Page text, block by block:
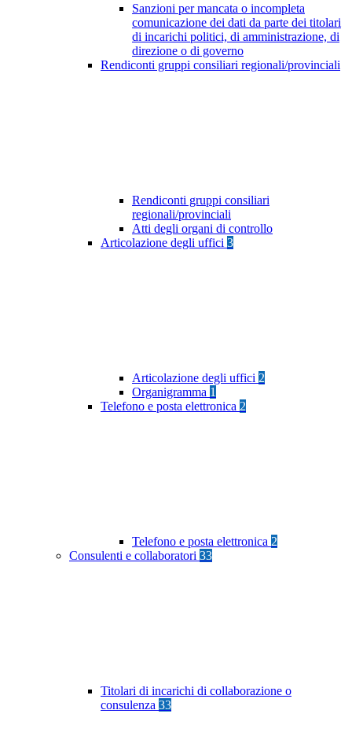
Sanzioni per mancata o incompleta
comunicazione dei dati da parte dei titolari
di incarichi politici, di amministrazione, di
direzione o di governo
Rendiconti gruppi consiliari regionali/provinciali
Rendiconti gruppi consiliari
regionali/provinciali
Atti degli organi di controllo
Articolazione degli uffici 3
Articolazione degli uffici 2
Organigramma 1
Telefono e posta elettronica 2
Telefono e posta elettronica 2
Consulenti e collaboratori 33
Titolari di incarichi di collaborazione o
consulenza 33